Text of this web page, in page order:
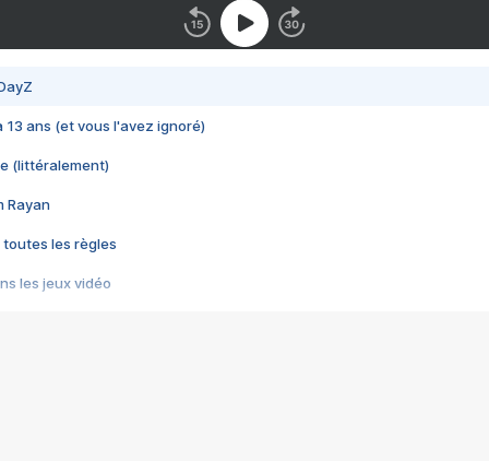
13 ans (et vous l'avez ignoré)
(littéralement)
Rayan
toutes les règles
les jeux vidéo